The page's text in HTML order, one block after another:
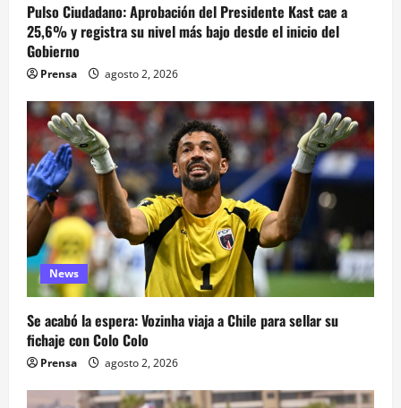
Pulso Ciudadano: Aprobación del Presidente Kast cae a
25,6% y registra su nivel más bajo desde el inicio del
Gobierno
Prensa agosto 2, 2026
News
Se acabó la espera: Vozinha viaja a Chile para sellar su
fichaje con Colo Colo
Prensa agosto 2, 2026